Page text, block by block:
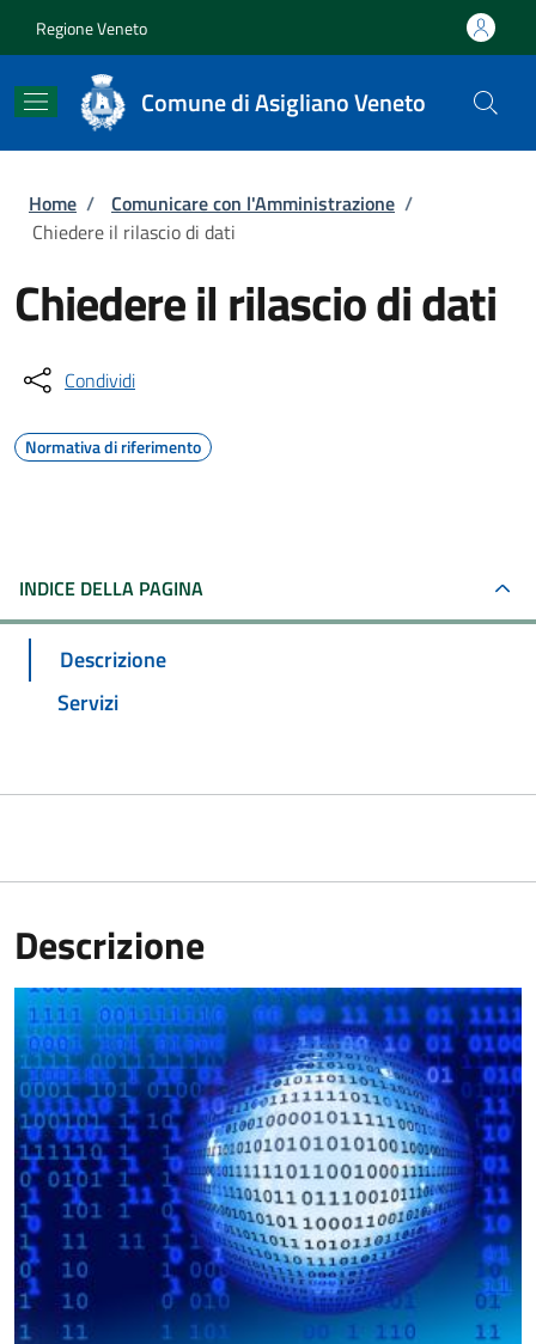
Regione Veneto
Comune di Asigliano Veneto
Briciole di pane
Home / Comunicare con l'Amministrazione /
Chiedere il rilascio di dati
Chiedere il rilascio di dati
Condividi
Normativa di riferimento
INDICE DELLA PAGINA
Descrizione
Servizi
Descrizione